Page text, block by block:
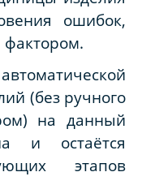
ошибок,
фактором.
(без ручного
на данный
и остаётся
этапов